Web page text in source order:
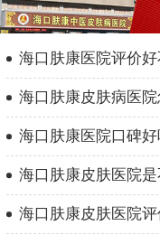
海口肤康医院评价
海口肤康皮肤病医
海口肤康医院口碑
海口肤康皮肤医院
海口肤康皮肤医院